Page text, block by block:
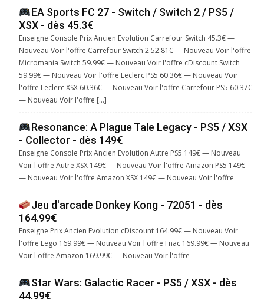
EA Sports FC 27 - Switch / Switch 2 / PS5 /
XSX - dès 45.3€
Enseigne Console Prix Ancien Evolution Carrefour Switch 45.3€ —
Nouveau Voir l'offre Carrefour Switch 2 52.81€ — Nouveau Voir l'offre
Micromania Switch 59.99€ — Nouveau Voir l'offre cDiscount Switch
59.99€ — Nouveau Voir l'offre Leclerc PS5 60.36€ — Nouveau Voir
l'offre Leclerc XSX 60.36€ — Nouveau Voir l'offre Carrefour PS5 60.37€
— Nouveau Voir l'offre […]
Resonance: A Plague Tale Legacy - PS5 / XSX
- Collector - dès 149€
Enseigne Console Prix Ancien Evolution Autre PS5 149€ — Nouveau
Voir l'offre Autre XSX 149€ — Nouveau Voir l'offre Amazon PS5 149€
— Nouveau Voir l'offre Amazon XSX 149€ — Nouveau Voir l'offre
Jeu d'arcade Donkey Kong - 72051 - dès
164.99€
Enseigne Prix Ancien Evolution cDiscount 164.99€ — Nouveau Voir
l'offre Lego 169.99€ — Nouveau Voir l'offre Fnac 169.99€ — Nouveau
Voir l'offre Amazon 169.99€ — Nouveau Voir l'offre
Star Wars: Galactic Racer - PS5 / XSX - dès
44.99€